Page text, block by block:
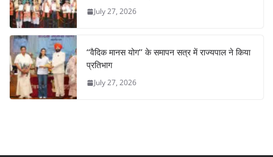
July 27, 2026
‘‘वैदिक मानस योग’’ के समापन सत्र में राज्यपाल ने किया
प्रतिभाग
July 27, 2026